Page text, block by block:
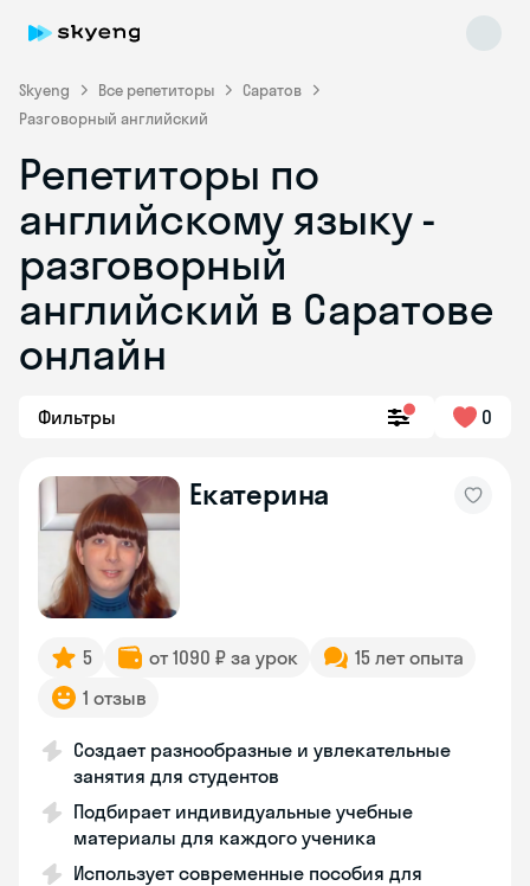
Skyeng Все репетиторы
Саратов
Разговорный английский
Репетиторы по
английскому языку -
разговорный
английский в Саратове
онлайн
Фильтры 0
Екатерина
5 от 1090 ₽ за урок
15 лет опыта
1 отзыв
Создает разнообразные и увлекательные
занятия для студентов
Подбирает индивидуальные учебные
материалы для каждого ученика
Использует современные пособия для
Skyeng Chat